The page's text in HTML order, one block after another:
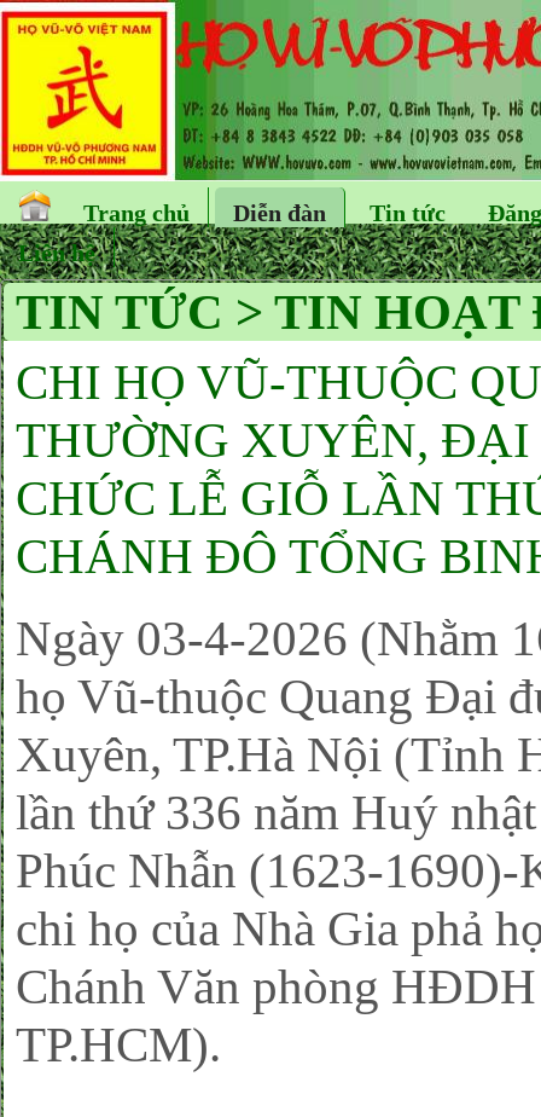
Trang chủ Diễn đàn Tin tức
Liên hệ
TIN TỨC > TIN HOẠT
CHI HỌ VŨ-THUỘC
THƯỜNG XUYÊN, ĐẠI
CHỨC LỄ GIỖ LẦN
CHÁNH ĐÔ TỔNG
Ngày 03-4-2026 (Nhằm
họ Vũ-thuộc Quang Đại
Xuyên, TP.Hà Nội (Tỉnh
lần thứ 336 năm Huý
Phúc Nhẫn (1623-
chi họ của Nhà Gia phả
Chánh Văn phòng
TP.HCM).